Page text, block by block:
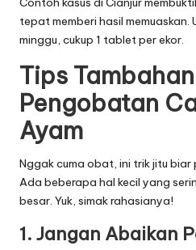
tepat memberi hasil
minggu, cukup 1 tablet per ekor.
Tips
Pengobatan
Ayam
Nggak cuma obat, ini trik jitu
Ada beberapa hal kecil yang
besar. Yuk, simak rahasianya!
1. Jangan Abaikan